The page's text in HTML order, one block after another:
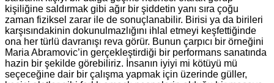
kişiliğine saldırmak gibi ağır bir şiddetin yanı sıra çoğu
zaman fiziksel zarar ile de sonuçlanabilir. Birisi ya da birileri
karşısındakinin dokunulmazlığını ihlal etmeyi keşfettiğinde
ona her türlü davranışı reva görür. Bunun çarpıcı bir örneğini
Maria Abramovic’in gerçekleştirdiği bir performans sanatında
hazin bir şekilde görebiliriz. İnsanın iyiyi mi kötüyü mü
seçeceğine dair bir çalışma yapmak için üzerinde güller,